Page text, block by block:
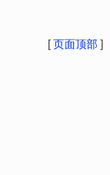
[页面顶部 ]